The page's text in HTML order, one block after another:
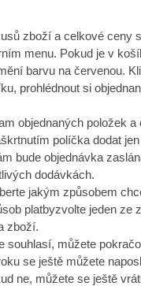
zboží a celkové ceny
menu. Pokud je v
barvu na červenou.
prohlédnout si
objednaných položek a
políčka dodat jen
bude objednávka
dodávkách.
jakým způsobem
platbyzvolte jeden ze
zboží.
souhlasí, můžete
se ještě můžete
ne, můžete se ještě